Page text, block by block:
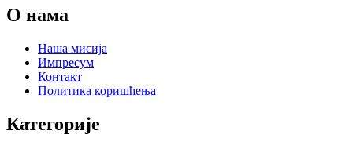
О нама
Наша мисија
Импресум
Контакт
Политика коришћења
Категорије